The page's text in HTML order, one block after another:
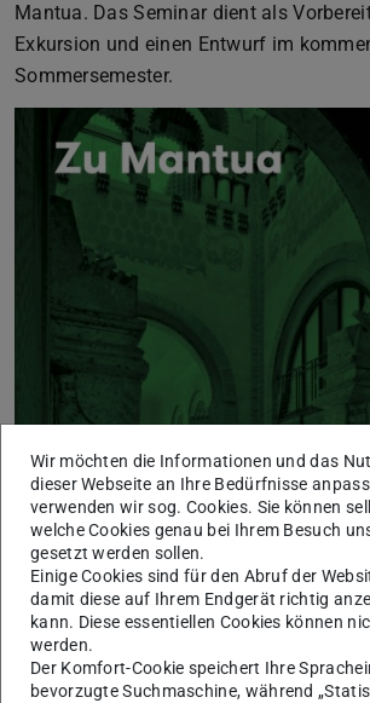
Mantua. Das Seminar dient als
Exkursion und einen Entwurf im
Sommersemester.
Wir möchten die Informationen und das
dieser Webseite an Ihre Bedürfnisse
verwenden wir sog. Cookies. Sie können
welche Cookies genau bei Ihrem Besuch
gesetzt werden sollen.
Einige Cookies sind für den Abruf der
damit diese auf Ihrem Endgerät richtig
kann. Diese essentiellen Cookies können
werden.
Der Komfort-Cookie speichert Ihre
bevorzugte Suchmaschine, während